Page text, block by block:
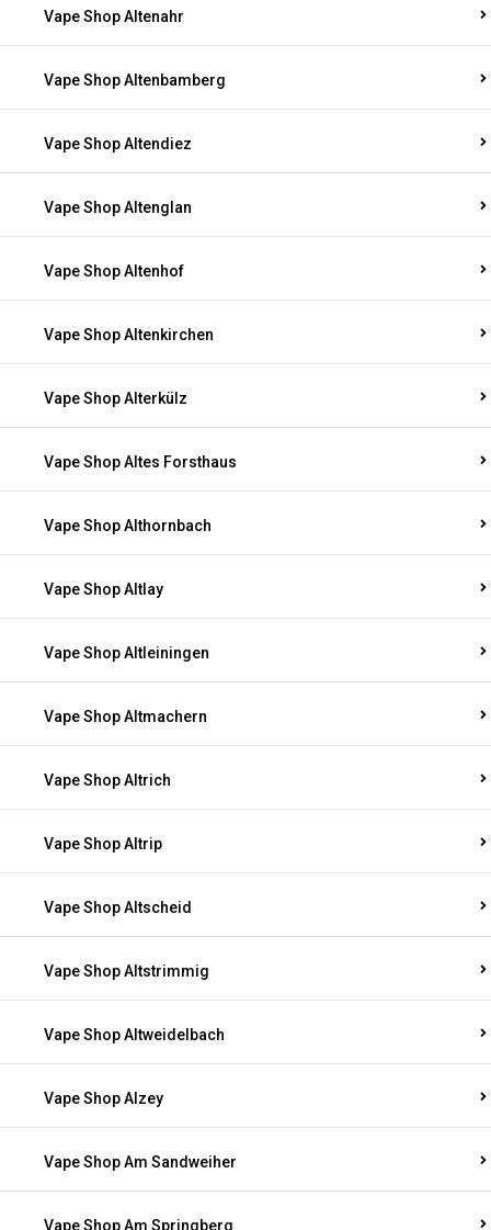
Vape Shop Altenahr
Vape Shop Altenbamberg
Vape Shop Altendiez
Vape Shop Altenglan
Vape Shop Altenhof
Vape Shop Altenkirchen
Vape Shop Alterkülz
Vape Shop Altes Forsthaus
Vape Shop Althornbach
Vape Shop Altlay
Vape Shop Altleiningen
Vape Shop Altmachern
Vape Shop Altrich
Vape Shop Altrip
Vape Shop Altscheid
Vape Shop Altstrimmig
Vape Shop Altweidelbach
Vape Shop Alzey
Vape Shop Am Sandweiher
Vape Shop Am Springberg